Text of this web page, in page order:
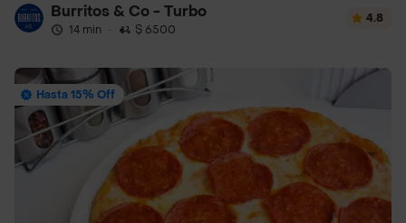
Burritos & Co - Turbo
14 min · $ 6500
4.8
Hasta 15% Off